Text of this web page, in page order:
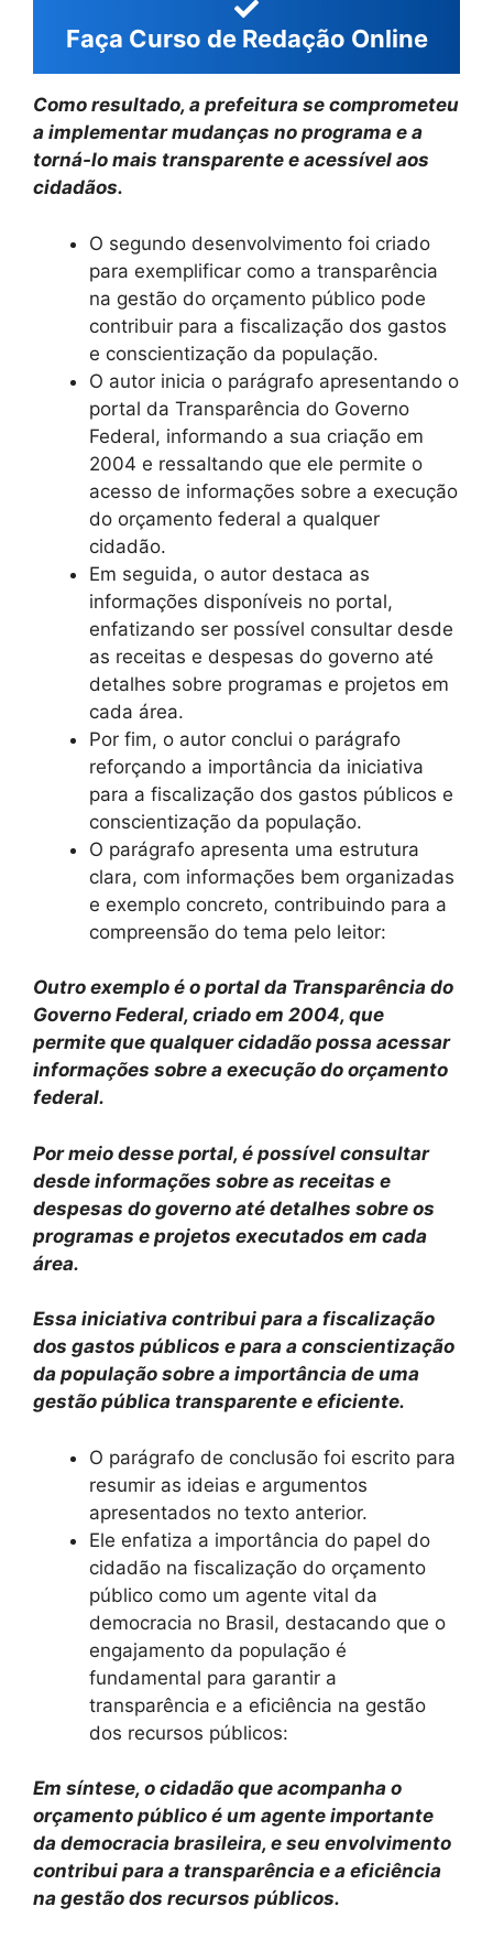
Faça Curso de Redação Online
Como resultado, a prefeitura se comprometeu
a implementar mudanças no programa e a
torná-lo mais transparente e acessível aos
cidadãos.
O segundo desenvolvimento foi criado
para exemplificar como a transparência
na gestão do orçamento público pode
contribuir para a fiscalização dos gastos
e conscientização da população.
O autor inicia o parágrafo apresentando o
portal da Transparência do Governo
Federal, informando a sua criação em
2004 e ressaltando que ele permite o
acesso de informações sobre a execução
do orçamento federal a qualquer
cidadão.
Em seguida, o autor destaca as
informações disponíveis no portal,
enfatizando ser possível consultar desde
as receitas e despesas do governo até
detalhes sobre programas e projetos em
cada área.
Por fim, o autor conclui o parágrafo
reforçando a importância da iniciativa
para a fiscalização dos gastos públicos e
conscientização da população.
O parágrafo apresenta uma estrutura
clara, com informações bem organizadas
e exemplo concreto, contribuindo para a
compreensão do tema pelo leitor:
Outro exemplo é o portal da Transparência do
Governo Federal, criado em 2004, que
permite que qualquer cidadão possa acessar
informações sobre a execução do orçamento
federal.
Por meio desse portal, é possível consultar
desde informações sobre as receitas e
despesas do governo até detalhes sobre os
programas e projetos executados em cada
área.
Essa iniciativa contribui para a fiscalização
dos gastos públicos e para a conscientização
da população sobre a importância de uma
gestão pública transparente e eficiente.
O parágrafo de conclusão foi escrito para
resumir as ideias e argumentos
apresentados no texto anterior.
Ele enfatiza a importância do papel do
cidadão na fiscalização do orçamento
público como um agente vital da
democracia no Brasil, destacando que o
engajamento da população é
fundamental para garantir a
transparência e a eficiência na gestão
dos recursos públicos:
Em síntese, o cidadão que acompanha o
orçamento público é um agente importante
da democracia brasileira, e seu envolvimento
contribui para a transparência e a eficiência
na gestão dos recursos públicos.